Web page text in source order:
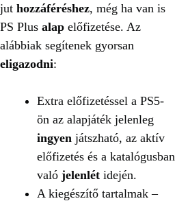
jut hozzáféréshez, még ha van is
PS Plus alap előfizetése. Az
alábbiak segítenek gyorsan
eligazodni:
Extra előfizetéssel a PS5-
ön az alapjáték jelenleg
ingyen játszható, az aktív
előfizetés és a katalógusban
való jelenlét idején.
A kiegészítő tartalmak –